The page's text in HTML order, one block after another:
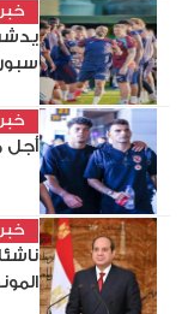
خبر
سبور
خبر
أجل
خبر